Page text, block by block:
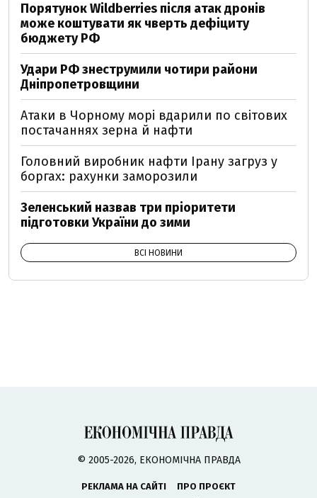
Порятунок Wildberries після атак дронів
може коштувати як чверть дефіциту
бюджету РФ
Удари РФ знеструмили чотири райони
Дніпропетровщини
Атаки в Чорному морі вдарили по світових
постачаннях зерна й нафти
Головний виробник нафти Ірану загруз у
боргах: рахунки заморозили
Зеленський назвав три пріоритети
підготовки України до зими
ВСІ НОВИНИ
© 2005-2026, ЕКОНОМІЧНА ПРАВДА
РЕКЛАМА НА САЙТІ
ПРО ПРОЄКТ